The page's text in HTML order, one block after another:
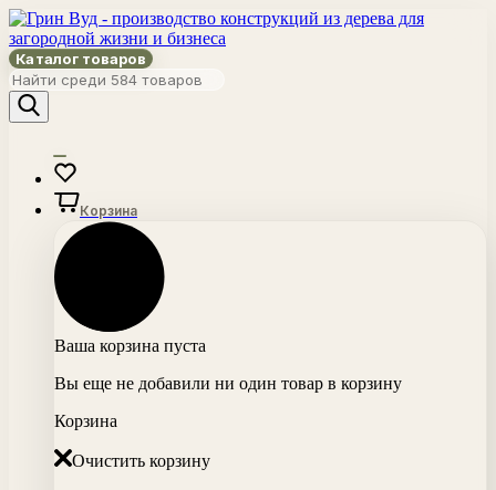
Каталог товаров
Корзина
Ваша корзина пуста
Вы еще не добавили ни один товар в корзину
Корзина
Очистить корзину